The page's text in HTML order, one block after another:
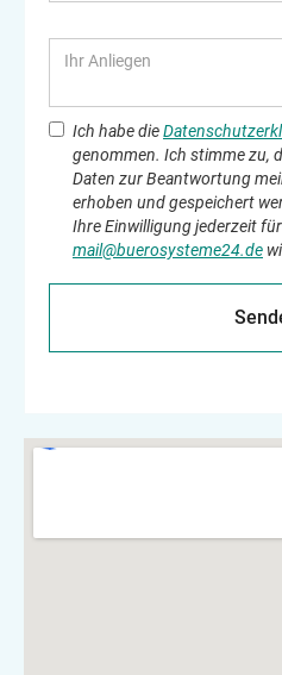
Ich habe die
genommen. Ich stimme zu,
Daten zur Beantwortung
erhoben und gespeichert
Ihre Einwilligung jederzeit
mail@buerosysteme24.de